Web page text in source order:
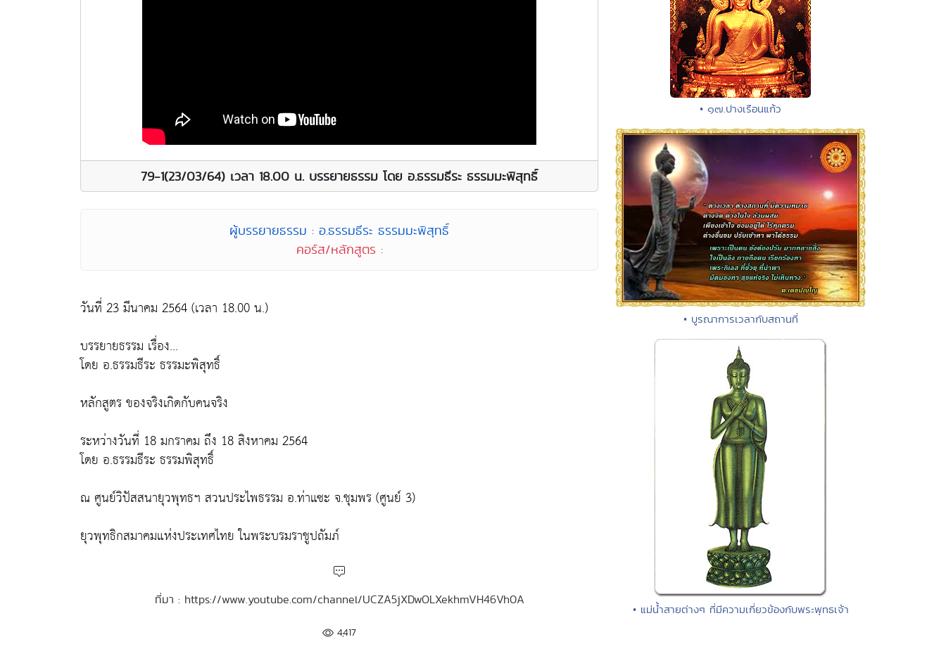
79-1(23/03/64) เวลา 18.00 น. บรรยายธรรม โดย อ.ธรรมธีระ ธรรมมะพิสุทธิ์
ผู้บรรยายธรรม : อ.ธรรมธีระ ธรรมมะพิสุทธิ์
คอร์ส/หลักสูตร :
วันที่ 23 มีนาคม 2564 (เวลา 18.00 น.)
บรรยายธรรม เรื่อง...
โดย อ.ธรรมธีระ ธรรมะพิสุทธิ์
หลักสูตร ของจริงเกิดกับคนจริง
ระหว่างวันที่ 18 มกราคม ถึง 18 สิงหาคม 2564
โดย อ.ธรรมธีระ ธรรมพิสุทธิ์
ณ ศูนย์วิปัสสนายุวพุทธฯ สวนประไพธรรม อ.ท่าแซะ จ.ชุมพร (ศูนย์ 3)
ยุวพุทธิกสมาคมแห่งประเทศไทย ในพระบรมราชูปถัมภ์
ที่มา : https://www.youtube.com/channel/UCZA5jXDwOLXekhmVH46Vh0A
4,417
• ๑๗.ปางเรือนแก้ว
• บูรณาการเวลากับสถานที่
• แม่น้ำสายต่างๆ ที่มีความเกี่ยวข้องกับพระพุทธเจ้า